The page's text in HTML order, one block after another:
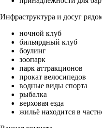
Инфраструктура и досуг
ночной клуб
бильярдный клуб
боулинг
зоопарк
парк аттракционов
прокат велосипедов
водные виды спорта
рыбалка
верховая езда
жильё находится в